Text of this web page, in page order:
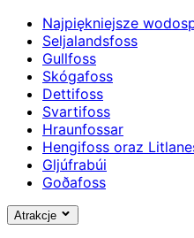
Najpiękniejsze
Seljalandsfoss
Gullfoss
Skógafoss
Dettifoss
Svartifoss
Hraunfossar
Hengifoss oraz
Gljúfrabúi
Goðafoss
Atrakcje